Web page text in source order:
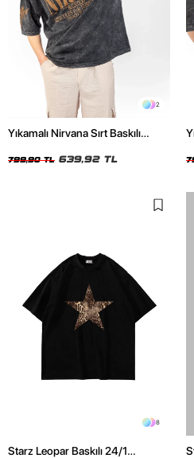
2
Yıkamalı Nirvana Sırt Baskılı
799,90 TL 639,92 TL
8
Starz Leopar Baskılı 24/1